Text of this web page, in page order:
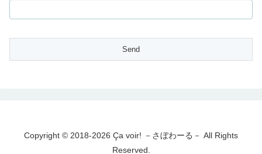
Copyright © 2018-2026 Ça voir! －さぼわーる－ All Rights
Reserved.